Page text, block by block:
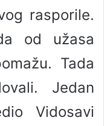
rasporile.
od užasa
Tada
Jedan
Vidosavi